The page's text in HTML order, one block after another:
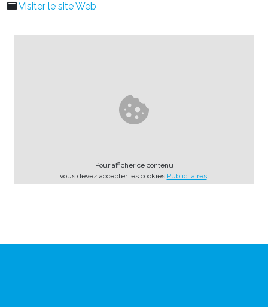
Visiter le site Web
Pour afficher ce contenu
vous devez accepter les cookies Publicitaires.